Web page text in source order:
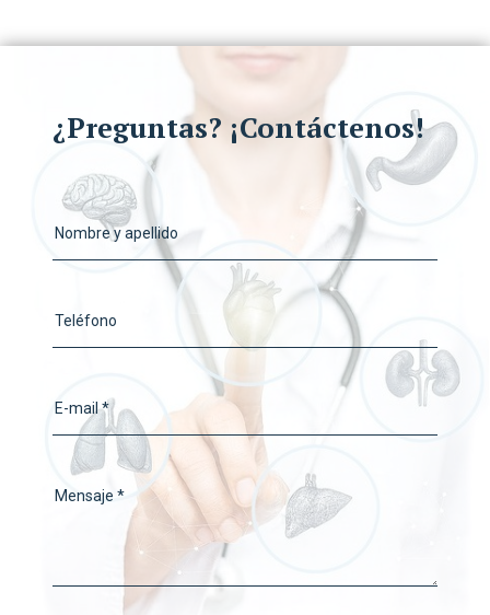
¿Preguntas? ¡Contáctenos!
Nombre y apellido
Teléfono
E-mail *
Mensaje *